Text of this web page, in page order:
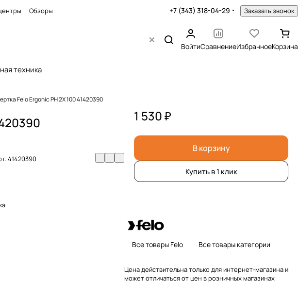
Обзоры +7 (343) 318-04-29 Заказать звонок
ВойтиСравнениеИзбранноеКорзина
техника
Felo Ergonic PH 2X 100 41420390
41420390
1 530 ₽
В корзину
Купить в 1 клик
Все товары Felo Все товары категории
Цена действительна только для интернет-магазина и
может отличаться от цен в розничных магазинах